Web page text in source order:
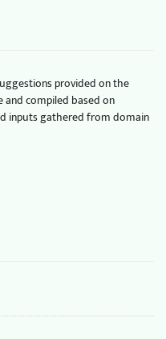
provided on the
compiled based on
inputs gathered from domain